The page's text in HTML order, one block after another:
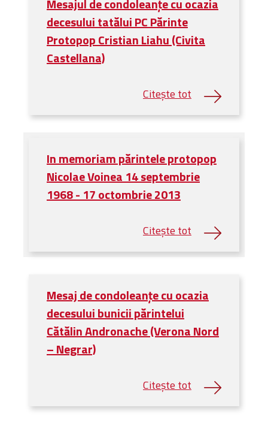
Mesajul de condoleanțe cu ocazia
decesului tatălui PC Părinte
Protopop Cristian Liahu (Civita
Castellana)
In memoriam părintele protopop
Nicolae Voinea 14 septembrie
1968 - 17 octombrie 2013
Mesaj de condoleanţe cu ocazia
decesului bunicii părintelui
Cătălin Andronache (Verona Nord
– Negrar)